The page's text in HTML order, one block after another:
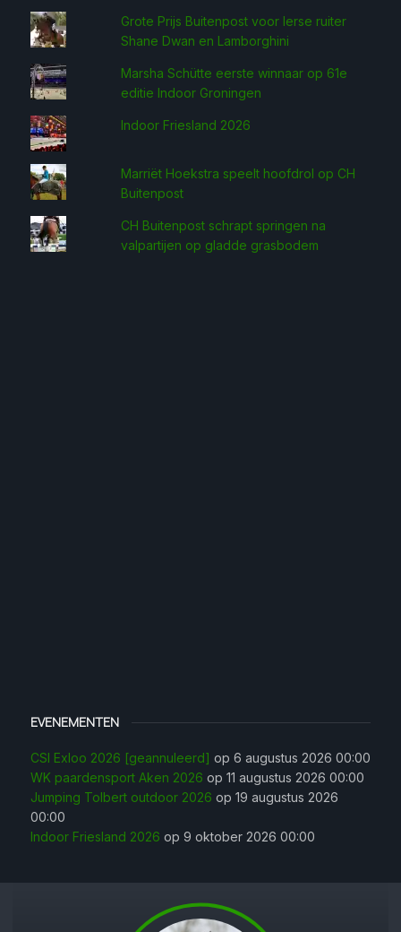
Grote Prijs Buitenpost voor Ierse ruiter
Shane Dwan en Lamborghini
Marsha Schütte eerste win­naar op 61e
editie Indoor Groningen
Indoor Friesland 2026
Marriët Hoekstra speelt hoofdrol op CH
Buitenpost
CH Buitenpost schrapt springen na
valpartijen op gladde grasbodem
EVENEMENTEN
CSI Exloo 2026 [geannuleerd] op 6 augustus 2026 00:00
WK paardensport Aken 2026 op 11 augustus 2026 00:00
Jumping Tolbert outdoor 2026 op 19 augustus 2026
00:00
Indoor Friesland 2026 op 9 oktober 2026 00:00